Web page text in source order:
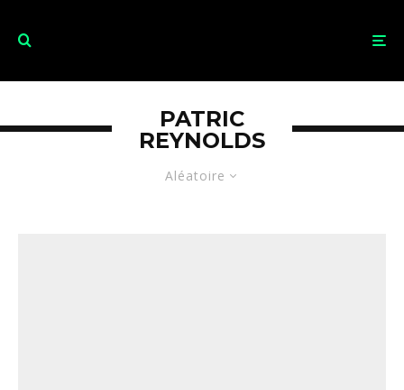
Aléatoire
PATRIC
REYNOLDS